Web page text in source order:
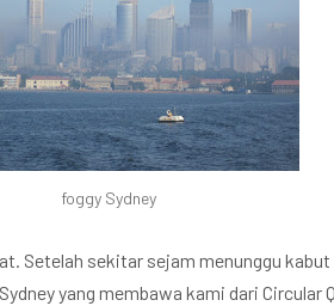
foggy Sydney
Setelah sekitar sejam menunggu
yang membawa kami dari Circular